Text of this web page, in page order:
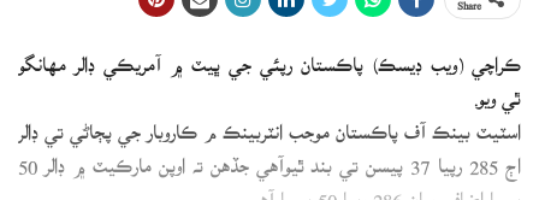
ڪراچي (ويب ڊيسڪ) پاڪستان رپئي جي ڀيٽ ۾ آمريڪي ڊالر مهانگو
اسٽيٽ بينڪ آف پاڪستان موجب انٽربينڪ م ڪاروبار جي پڄاڻي تي ڊالر
پيسا اضافي سان 286 رپيا 50 پيسا آهي.